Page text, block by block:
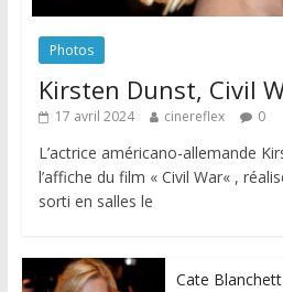
Photos
Kirsten Dunst, Civil
17 avril 2024 cinereflex 0
L’actrice américano-allemande
l’affiche du film « Civil War« ,
sorti en salles le
Cate